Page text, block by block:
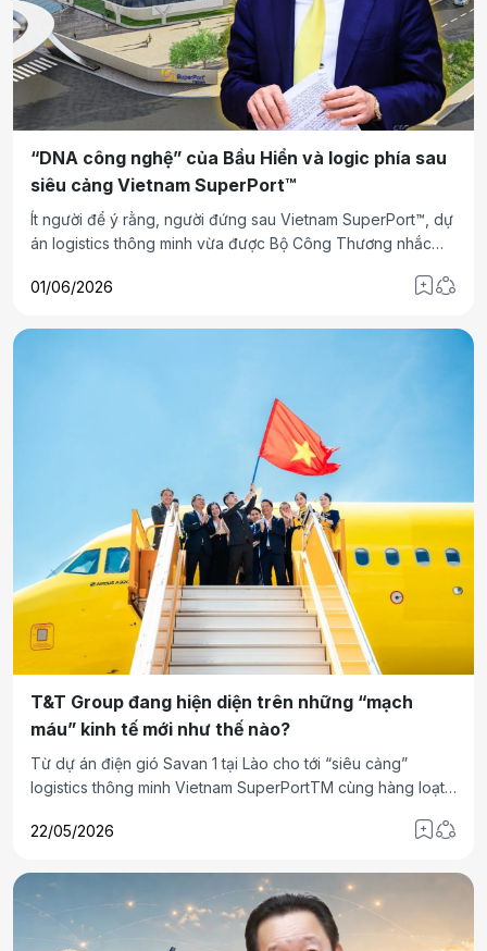
“DNA công nghệ” của Bầu Hiển và logic phía sau
siêu cảng Vietnam SuperPort™
Ít người để ý rằng, người đứng sau Vietnam SuperPort™, dự
án logistics thông minh vừa được Bộ Công Thương nhắc
thân từ lĩnh vực khoa học công nghệ. Từ tư duy “lấy công
01/06/2026
T&T Group đang hiện diện trên những “mạch
máu” kinh tế mới như thế nào?
Từ dự án điện gió Savan 1 tại Lào cho tới “siêu cảng”
logistics thông minh Vietnam SuperPortTM cùng hàng loạt
Hiển đang dần cho thấy một hướng đi đáng chú ý: hiện diện
mới – nơi năng lượng, logistics, hạ tầng và chuỗi cung ứng
xuyên biên giới ngày càng gắn chặt với nhau.
22/05/2026